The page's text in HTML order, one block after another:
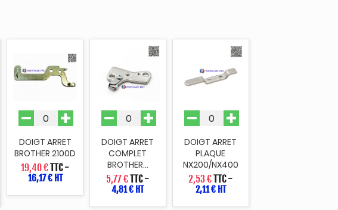
DOIGT ARRET
BROTHER 2100D
19,40 €TTC-
16,17 € HT
DOIGT ARRET
COMPLET
BROTHER...
5,77 €TTC-
4,81 € HT
DOIGT ARRET
PLAQUE
NX200/NX400
2,53 €TTC-
2,11 € HT